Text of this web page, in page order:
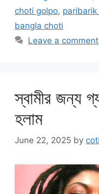
choti golpo,
bangla choti
Leave a comment
স্বামীর জন্য
হলাম
June 22, 2025 by